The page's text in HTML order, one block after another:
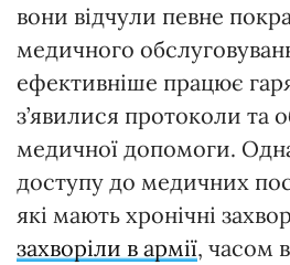
вони відчули певне
медичного
ефективніше працює
з’явилися протоколи та
медичної допомоги.
доступу до медичних
які мають хронічні
захворіли в армії, часом